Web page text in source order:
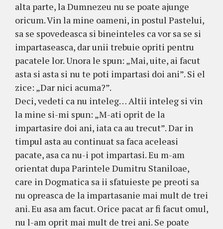
alta parte, la Dumnezeu nu se poate ajunge
oricum. Vin la mine oameni, in postul Pastelui,
sa se spovedeasca si bineinteles ca vor sa se si
impartaseasca, dar unii trebuie opriti pentru
pacatele lor. Unora le spun: „Mai, uite, ai facut
asta si asta si nu te poti impartasi doi ani”. Si el
zice: „Dar nici acuma?”.
Deci, vedeti ca nu inteleg… Altii inteleg si vin
la mine si-mi spun: „M-ati oprit de la
impartasire doi ani, iata ca au trecut”. Dar in
timpul asta au continuat sa faca aceleasi
pacate, asa ca nu-i pot impartasi. Eu m-am
orientat dupa Parintele Dumitru Staniloae,
care in Dogmatica sa ii sfatuieste pe preoti sa
nu opreasca de la impartasanie mai mult de trei
ani. Eu asa am facut. Orice pacat ar fi facut omul,
nu l-am oprit mai mult de trei ani. Se poate